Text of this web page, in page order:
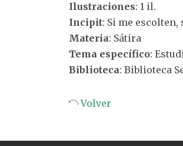
Ilustraciones: 1 il.
Incipit: Si me escolten,
Materia: Sátira
Tema específico:
Biblioteca: Biblioteca
Volver